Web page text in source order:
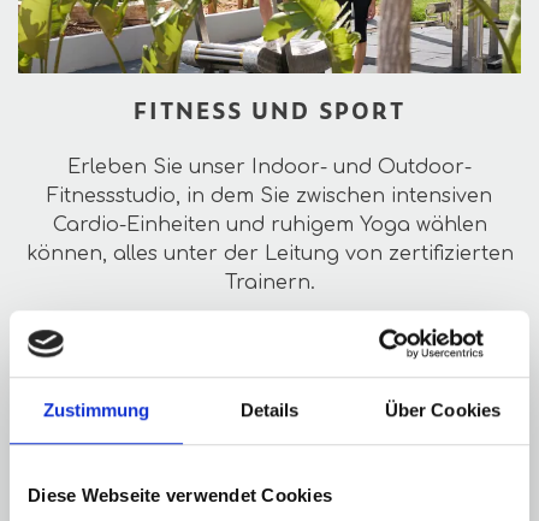
Zustimmung Details Über Cookies
Diese Webseite verwendet Cookies
FITNESS UND SPORT
Erleben Sie unser Indoor- und Outdoor-
Fitnessstudio, in dem Sie zwischen intensiven
Cardio-Einheiten und ruhigem Yoga wählen
können, alles unter der Leitung von zertifizierten
Trainern.